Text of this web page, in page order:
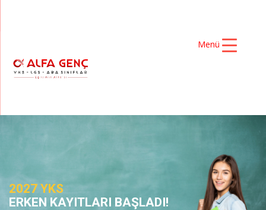
Menü
2027 YKS
ERKEN KAYITLARI BAŞLADI!